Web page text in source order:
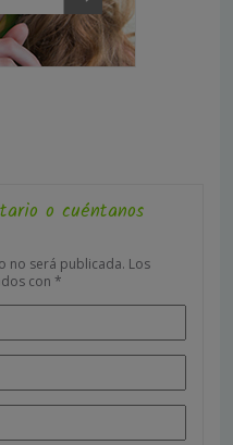
o cuéntanos
no será publicada. Los
con *